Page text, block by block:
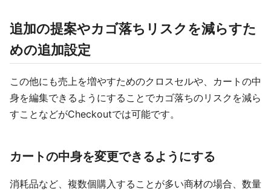
追加の提案やカゴ落ちリスクを減らすた
めの追加設定
この他にも売上を増やすためのクロスセルや、カートの中
身を編集できるようにすることでカゴ落ちのリスクを減ら
すことなどがCheckoutでは可能です。
カートの中身を変更できるようにする
消耗品など、複数個購入することが多い商材の場合、数量